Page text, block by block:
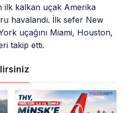
ilk kalkan uçak Amerika
havalandı. İlk sefer New
uçağını Miami, Houston,
takip etti.